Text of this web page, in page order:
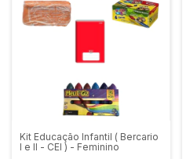
Kit Educação Infantil ( Bercario
l e ll - CEI ) - Feminino